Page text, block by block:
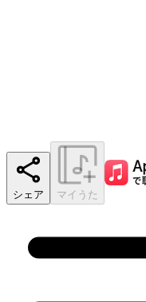
シェア マイうた